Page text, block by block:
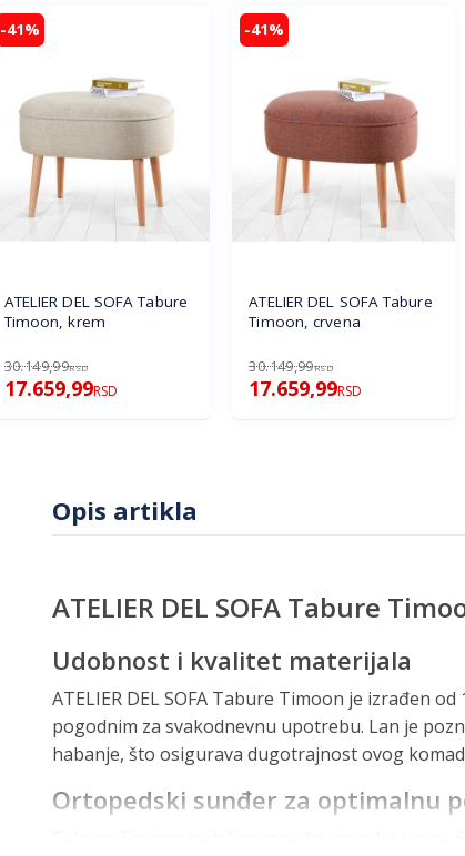
-41%
ATELIER DEL SOFA Tabure
Timoon, krem
30.149,99RSD
17.659,99RSD
-41%
ATELIER DEL SOFA Tabure
Timoon, crvena
30.149,99RSD
17.659,99RSD
Opis artikla
ATELIER DEL SOFA Tabure
Udobnost i kvalitet materijala
ATELIER DEL SOFA Tabure Timoon je izrađen
pogodnim za svakodnevnu upotrebu. Lan je
habanje, što osigurava dugotrajnost ovog
Ortopedski sunđer za optimalnu